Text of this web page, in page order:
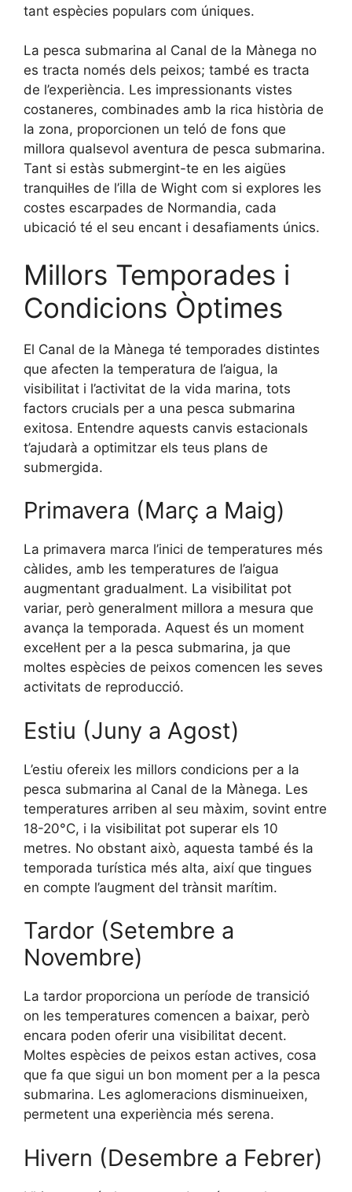
tant espècies populars com úniques.
La pesca submarina al Canal de la Mànega no
es tracta només dels peixos; també es tracta
de l’experiència. Les impressionants vistes
costaneres, combinades amb la rica història de
la zona, proporcionen un teló de fons que
millora qualsevol aventura de pesca submarina.
Tant si estàs submergint-te en les aigües
tranquil·les de l’illa de Wight com si explores les
costes escarpades de Normandia, cada
ubicació té el seu encant i desafiaments únics.
Millors Temporades i
Condicions Òptimes
El Canal de la Mànega té temporades distintes
que afecten la temperatura de l’aigua, la
visibilitat i l’activitat de la vida marina, tots
factors crucials per a una pesca submarina
exitosa. Entendre aquests canvis estacionals
t’ajudarà a optimitzar els teus plans de
submergida.
Primavera (Març a Maig)
La primavera marca l’inici de temperatures més
càlides, amb les temperatures de l’aigua
augmentant gradualment. La visibilitat pot
variar, però generalment millora a mesura que
avança la temporada. Aquest és un moment
excel·lent per a la pesca submarina, ja que
moltes espècies de peixos comencen les seves
activitats de reproducció.
Estiu (Juny a Agost)
L’estiu ofereix les millors condicions per a la
pesca submarina al Canal de la Mànega. Les
temperatures arriben al seu màxim, sovint entre
18-20°C, i la visibilitat pot superar els 10
metres. No obstant això, aquesta també és la
temporada turística més alta, així que tingues
en compte l’augment del trànsit marítim.
Tardor (Setembre a
Novembre)
La tardor proporciona un període de transició
on les temperatures comencen a baixar, però
encara poden oferir una visibilitat decent.
Moltes espècies de peixos estan actives, cosa
que fa que sigui un bon moment per a la pesca
submarina. Les aglomeracions disminueixen,
permetent una experiència més serena.
Hivern (Desembre a Febrer)